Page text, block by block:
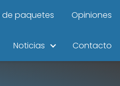
de paquetes Opiniones
Noticias Contacto